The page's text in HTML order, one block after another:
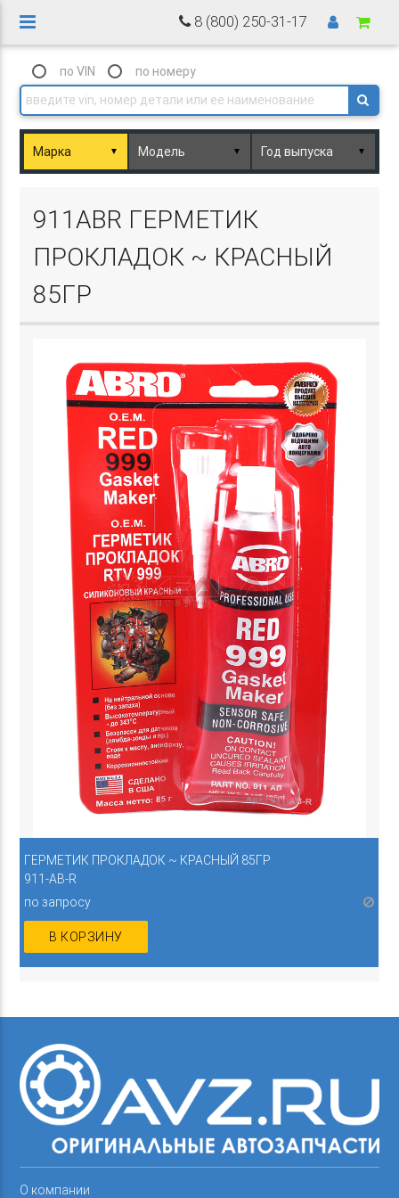
8 (800) 250-31-17
по VIN по номеру
▼ ▼ ▼
911ABR ГЕРМЕТИК
ПРОКЛАДОК ~ КРАСНЫЙ
85ГР
ГЕРМЕТИК ПРОКЛАДОК ~ КРАСНЫЙ 85ГР
911-AB-R
по запросу
В КОРЗИНУ
О компании